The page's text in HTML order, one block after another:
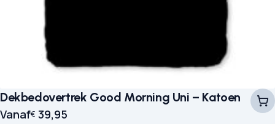
Dekbedovertrek Good Morning Uni – Katoen
Vanaf€ 39,95